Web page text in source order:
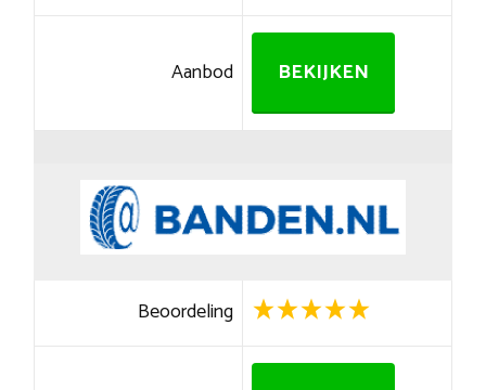
Aanbod BEKIJKEN
Beoordeling